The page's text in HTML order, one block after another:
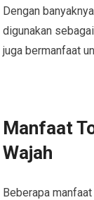
Dengan
digunakan sebagai
juga bermanfaat
Manfaat
Wajah
Beberapa